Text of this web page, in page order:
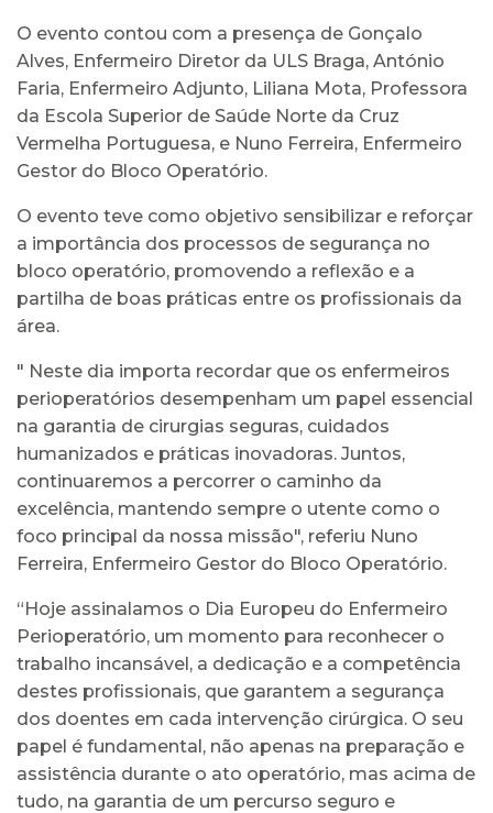
O evento contou com a presença de Gonçalo
Alves, Enfermeiro Diretor da ULS Braga, António
Faria, Enfermeiro Adjunto, Liliana Mota, Professora
da Escola Superior de Saúde Norte da Cruz
Vermelha Portuguesa, e Nuno Ferreira, Enfermeiro
Gestor do Bloco Operatório.
O evento teve como objetivo sensibilizar e reforçar
a importância dos processos de segurança no
bloco operatório, promovendo a reflexão e a
partilha de boas práticas entre os profissionais da
área.
" Neste dia importa recordar que os enfermeiros
perioperatórios desempenham um papel essencial
na garantia de cirurgias seguras, cuidados
humanizados e práticas inovadoras. Juntos,
continuaremos a percorrer o caminho da
excelência, mantendo sempre o utente como o
foco principal da nossa missão", referiu Nuno
Ferreira, Enfermeiro Gestor do Bloco Operatório.
“Hoje assinalamos o Dia Europeu do Enfermeiro
Perioperatório, um momento para reconhecer o
trabalho incansável, a dedicação e a competência
destes profissionais, que garantem a segurança
dos doentes em cada intervenção cirúrgica. O seu
papel é fundamental, não apenas na preparação e
assistência durante o ato operatório, mas acima de
tudo, na garantia de um percurso seguro e